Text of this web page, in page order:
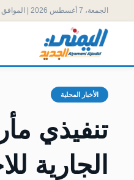
الجمعة، 7 أغسطس 2026 | الموافق ٢٢ صفر ١٤٤٨ هـ
الأخبار المحلية
تنفيذي
الجارية